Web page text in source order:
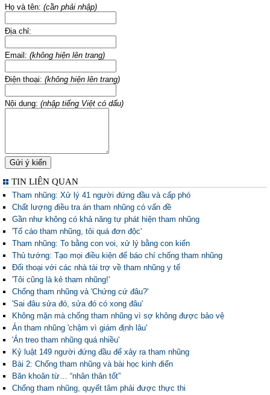
Họ và tên: (cần phải nhập)
Địa chỉ:
Email: (không hiện lên trang)
Điện thoại: (không hiện lên trang)
Nội dung: (nhập tiếng Việt có dấu)
TIN LIÊN QUAN
Tham nhũng: Xử lý 41 người đứng đầu và cấp phó
Chất lượng điều tra án tham nhũng có vấn đề
Gần như không có khả năng tự phát hiện tham nhũng
'Tố cáo tham nhũng, tôi quá đơn độc'
Tham nhũng: To bằng con voi, xử lý bằng con kiến
Thủ tướng: Tạo mọi điều kiện để báo chí chống tham nhũng
Đối thoại với các nhà tài trợ về tham nhũng y tế
'Tôi cũng là kẻ tham nhũng!'
Chống tham nhũng và 'Chứng cứ đâu?'
'Sai đâu sửa đó, sửa đó có xong đâu'
Không mặn mà chống tham nhũng vì sợ không được bảo vệ
Án tham nhũng 'chậm vì giám định lâu'
'Án treo tham nhũng quá nhiều'
Kỷ luật 149 người đứng đầu để xảy ra tham nhũng
Bài 2: Chống tham nhũng và bài học kinh điển
Băn khoăn từ… “nhân thân tốt”
Chống tham nhũng, quyết tâm phải được thực thi